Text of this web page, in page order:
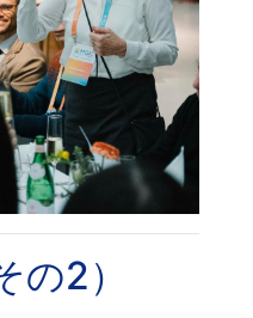
2）